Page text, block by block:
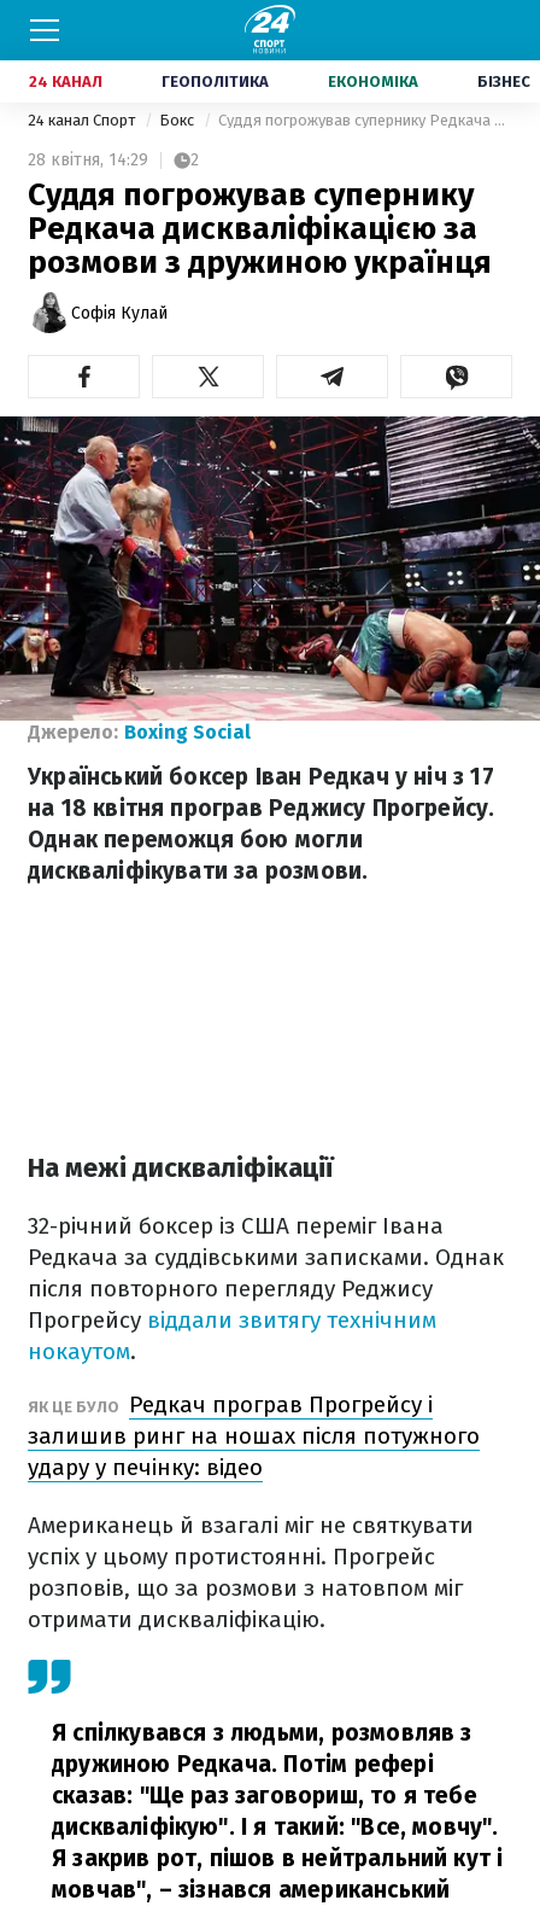
24 КАНАЛ ГЕОПОЛІТИКА ЕКОНОМІКА БІЗНЕС
24 канал Спорт Бокс Суддя погрожував супернику Редкача дискваліфікацією за розмови з дружиною українця
28 квітня, 14:29 2
Суддя погрожував супернику
Редкача дискваліфікацією за
розмови з дружиною українця
Софія Кулай
Джерело: Boxing Social
Український боксер Іван Редкач у ніч з 17
на 18 квітня програв Реджису Прогрейсу.
Однак переможця бою могли
дискваліфікувати за розмови.
На межі дискваліфікації
32-річний боксер із США переміг Івана
Редкача за суддівськими записками. Однак
після повторного перегляду Реджису
Прогрейсу віддали звитягу технічним
нокаутом.
ЯК ЦЕ БУЛО
Редкач програв Прогрейсу і
залишив ринг на ношах після потужного
удару у печінку: відео
Американець й взагалі міг не святкувати
успіх у цьому протистоянні. Прогрейс
розповів, що за розмови з натовпом міг
отримати дискваліфікацію.
Я спілкувався з людьми, розмовляв з
дружиною Редкача. Потім рефері
сказав: "Ще раз заговориш, то я тебе
дискваліфікую". І я такий: "Все, мовчу".
Я закрив рот, пішов в нейтральний кут і
мовчав", – зізнався американський